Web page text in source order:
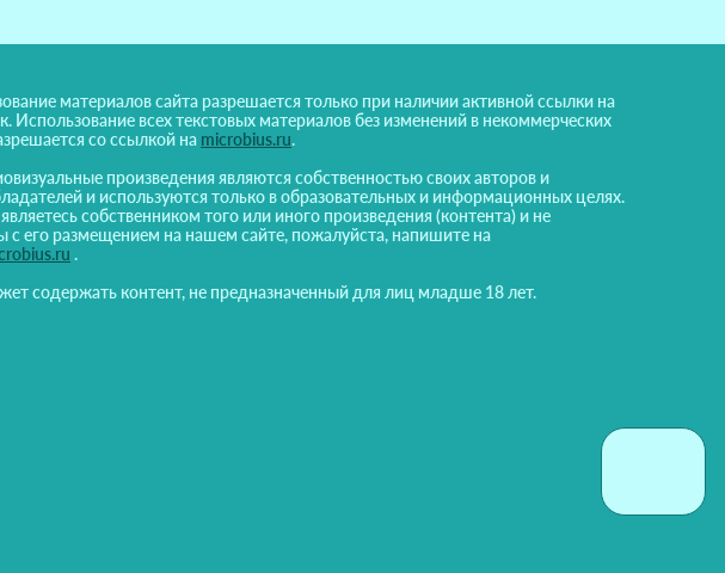
материалов сайта разрешается только при наличии активной ссылки на
Использование всех текстовых материалов без изменений в некоммерческих
со ссылкой на microbius.ru.
произведения являются собственностью своих авторов и
и используются только в образовательных и информационных целях.
собственником того или иного произведения (контента) и не
с его размещением на нашем сайте, пожалуйста, напишите на
.
содержать контент, не предназначенный для лиц младше 18 лет.